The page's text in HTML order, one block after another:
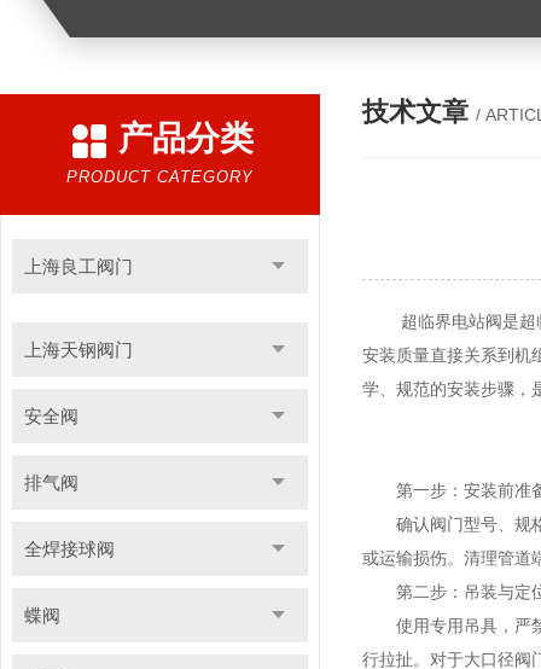
产品分类
PRODUCT CATEGORY
上海良工阀门
上海天钢阀门
安全阀
排气阀
全焊接球阀
蝶阀
技术文章 /
超临界电站阀是超临
安装质量直接关系到机
学、规范的安装步骤，
第一步：安装前准
确认阀门型号、规格
或运输损伤。清理管道
第二步：吊装与定
使用专用吊具，严禁
行拉扯。对于大口径阀